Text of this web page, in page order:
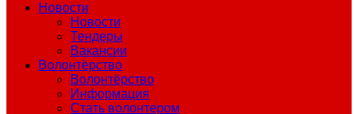
Новости
Новости
Тендеры
Вакансии
Волонтёрство
Волонтёрство
Информация
Стать волонтером